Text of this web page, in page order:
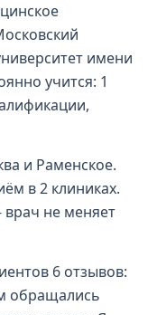
имени
учится: 1
и Раменское.
в 2 клиниках.
не меняет
6 отзывов:
обращались